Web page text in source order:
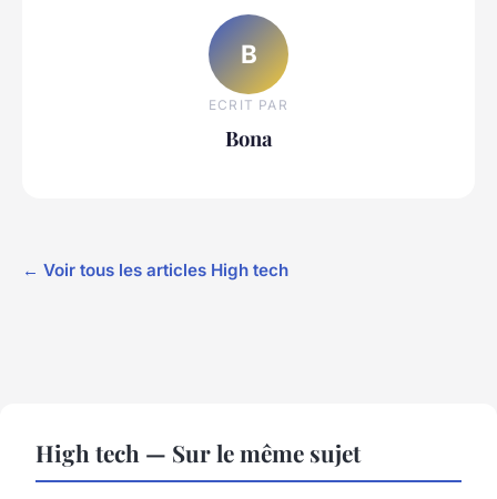
B
ECRIT PAR
Bona
← Voir tous les articles High tech
High tech — Sur le même sujet